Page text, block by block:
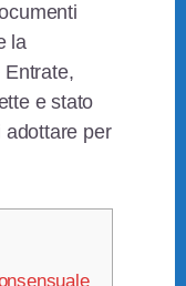
la
Entrate,
e stato
adottare per